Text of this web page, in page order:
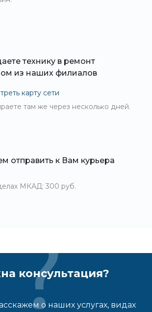
технику в ремонт
из наших филиалов
карту сети
там же через несколько дней.
отправить к Вам курьера
МКАД: 300 руб.
консультация?
о наших услугах, видах